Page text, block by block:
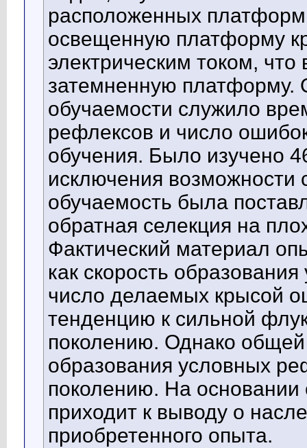
расположенных
освещенную платформу
электрическим током,
затемненную платформу.
обучаемости служило
рефлексов и число
обучения. Было изучено
исключения
обучаемость была
обратная селекция на
Фактический материал
как скорость
число делаемых крысой
тенденцию к сильной
поколению. Однако общей
образования условных
поколению. На
приходит к выводу о
приобретенного опыта.